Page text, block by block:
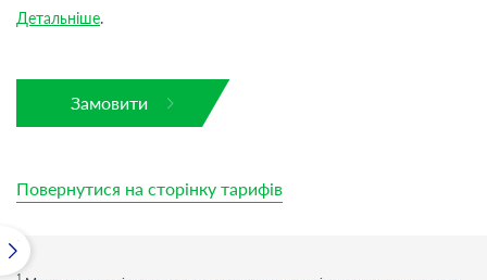
Детальніше.
Замовити
Повернутися на сторінку тарифів